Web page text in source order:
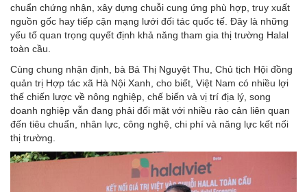
chuẩn chứng nhận, xây dựng chuỗi cung ứng phù hợp, truy xuất
nguồn gốc hay tiếp cận mạng lưới đối tác quốc tế. Đây là những
yếu tố quan trọng quyết định khả năng tham gia thị trường Halal
toàn cầu.
Cùng chung nhận định, bà Bá Thị Nguyệt Thu, Chủ tịch Hội đồng
quản trị Hợp tác xã Hà Nội Xanh, cho biết, Việt Nam có nhiều lợi
thế chiến lược về nông nghiệp, chế biến và vị trí địa lý, song
doanh nghiệp vẫn đang phải đối mặt với nhiều rào cản liên quan
đến tiêu chuẩn, nhân lực, công nghệ, chi phí và năng lực kết nối
thị trường.